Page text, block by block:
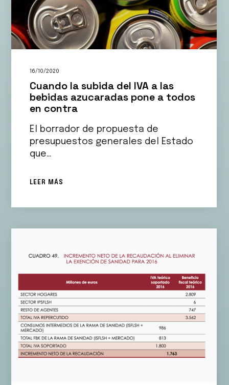
16/10/2020
Cuando la subida del IVA a las
bebidas azucaradas pone a todos
en contra
El borrador de propuesta de
presupuestos generales del Estado
que…
LEER MÁS